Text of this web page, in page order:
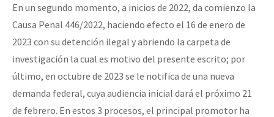
En un segundo momento, a inicios de 2022, da comienzo la
Causa Penal 446/2022, haciendo efecto el 16 de enero de
2023 con su detención ilegal y abriendo la carpeta de
investigación la cual es motivo del presente escrito; por
último, en octubre de 2023 se le notifica de una nueva
demanda federal, cuya audiencia inicial dará el próximo 21
de febrero. En estos 3 procesos, el principal promotor ha